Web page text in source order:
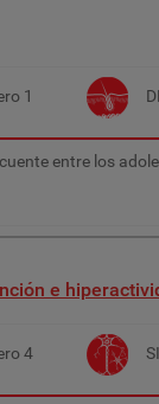
1
entre los
e
4